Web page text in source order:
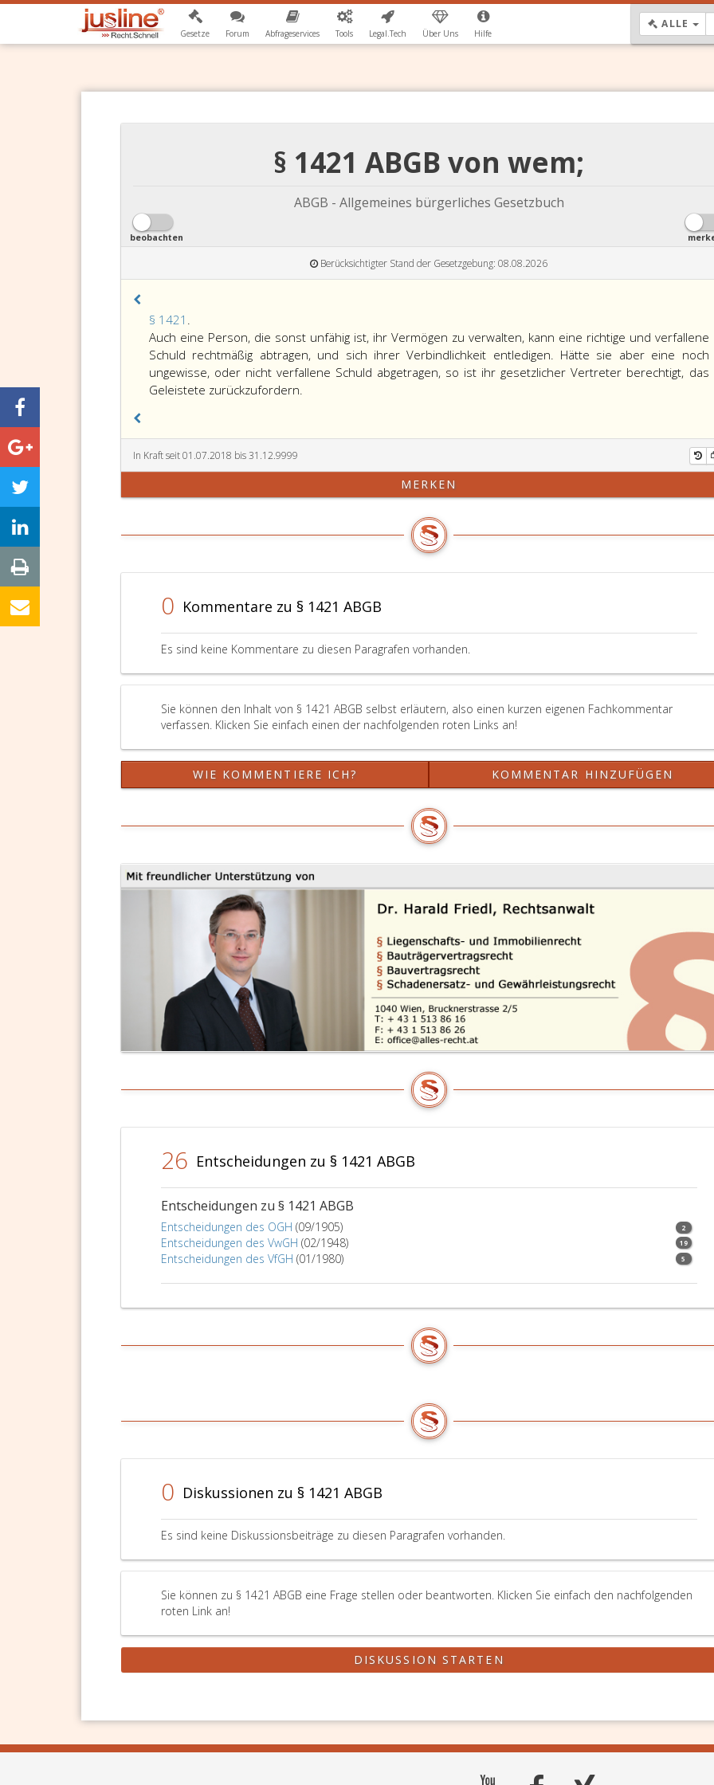
Gesetze Forum Abfrageservices Tools Legal.Tech Über Uns Hilfe
ALLE
§ 1421 ABGB von wem;
ABGB - Allgemeines bürgerliches Gesetzbuch
beobachten
Berücksichtigter Stand der Gesetzgebung: 08.08.2026
§ 1421 .
1421,
Auch eine Person, die sonst unfähig ist, ihr Vermögen zu verwalten, kann eine richtige und verfallene
Schuld rechtmäßig abtragen, und sich ihrer Verbindlichkeit entledigen. Hätte sie aber eine noch
ungewisse, oder nicht verfallene Schuld abgetragen, so ist ihr gesetzlicher Vertreter berechtigt, das
Geleistete zurückzufordern.
In Kraft seit 01.07.2018 bis 31.12.9999
MERKEN
0 Kommentare zu § 1421 ABGB
Es sind keine Kommentare zu diesen Paragrafen vorhanden.
Sie können den Inhalt von § 1421 ABGB selbst erläutern, also einen kurzen eigenen Fachkommentar
verfassen. Klicken Sie einfach einen der nachfolgenden roten Links an!
WIE KOMMENTIERE ICH? KOMMENTAR HINZUFÜGEN
26 Entscheidungen zu § 1421 ABGB
Entscheidungen zu § 1421 ABGB
Entscheidungen des OGH (09/1905) 2
Entscheidungen des VwGH (02/1948) 19
Entscheidungen des VfGH (01/1980) 5
0 Diskussionen zu § 1421 ABGB
Es sind keine Diskussionsbeiträge zu diesen Paragrafen vorhanden.
Sie können zu § 1421 ABGB eine Frage stellen oder beantworten. Klicken Sie einfach den nachfolgenden
roten Link an!
DISKUSSION STARTEN